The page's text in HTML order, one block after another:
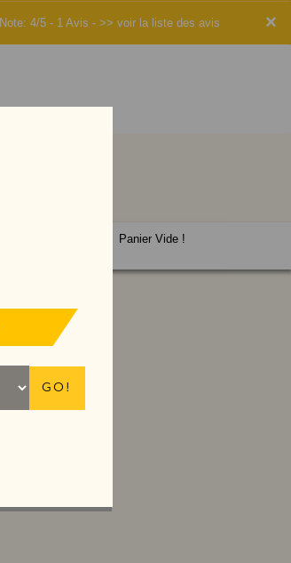
×
Note: 4/5 - 1 Avis - >> voir la liste des avis
Panier Vide !